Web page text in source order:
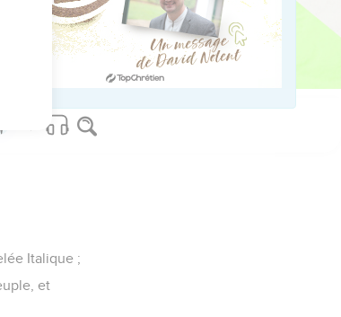
Italique ;
et